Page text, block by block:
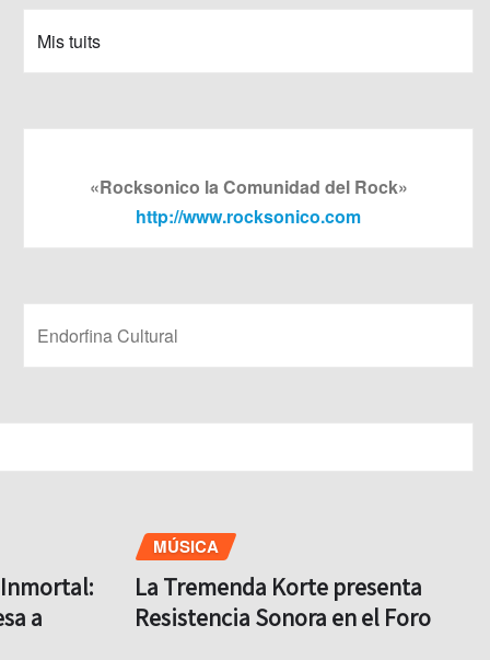
Mis tuits
«Rocksonico la Comunidad del Rock»
http://www.rocksonico.com
Endorfina Cultural
a
MÚSICA
La Tremenda Korte presenta
Resistencia Sonora en el Foro